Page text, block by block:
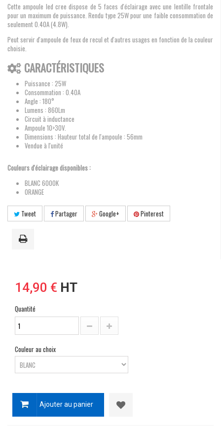
Cette ampoule led cree dispose de 5 faces d'éclairage avec une lentille frontale
pour un maximum de puissance. Rendu type 25W pour une faible consommation de
seulement 0.40A (4.8W).
Peut servir d'ampoule de feux de recul et d'autres usages en fonction de la couleur
choisie.
CARACTÉRISTIQUES
Puissance : 25W
Consommation : 0.40A
Angle : 180°
Lumens : 860Lm
Circuit à inductance
Ampoule 10>30V.
Dimensions : Hauteur total de l'ampoule : 56mm
Vendue à l'unité
Couleurs d'éclairage disponibles :
BLANC 6000K
ORANGE
Tweet Partager Google+ Pinterest
14,90 € HT
Quantité
Couleur au choix
Ajouter au panier